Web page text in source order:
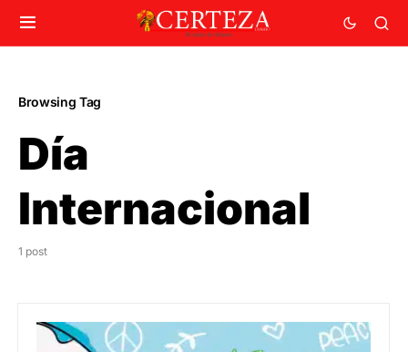
Browsing Tag
Día
Internacional
1 post